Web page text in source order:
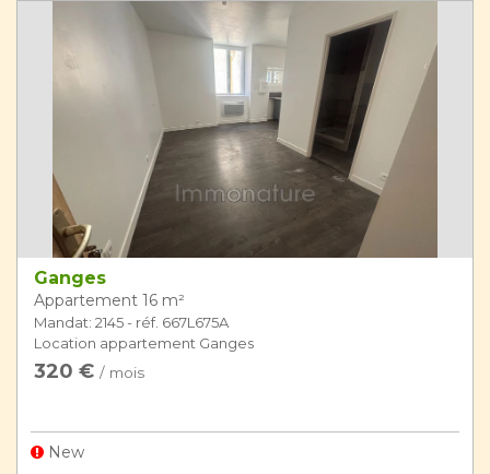
Ganges
Appartement 16 m²
Mandat: 2145 - réf. 667L675A
Location appartement Ganges
320 € / mois
New